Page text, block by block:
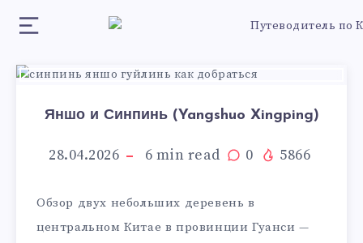
Яншо и Синпинь (Yangshuo Xingping)
28.04.2026 6 min read 0 5866
Обзор двух небольших деревень в
центральном Китае в провинции Гуанси —